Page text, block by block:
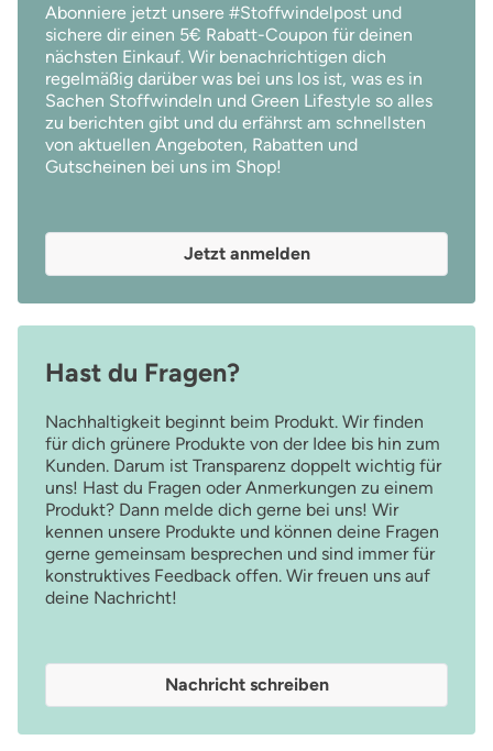
Abonniere jetzt unsere #Stoffwindelpost und
sichere dir einen 5€ Rabatt-Coupon für deinen
nächsten Einkauf. Wir benachrichtigen dich
regelmäßig darüber was bei uns los ist, was es in
Sachen Stoffwindeln und Green Lifestyle so alles
zu berichten gibt und du erfährst am schnellsten
von aktuellen Angeboten, Rabatten und
Gutscheinen bei uns im Shop!
Jetzt anmelden
Hast du Fragen?
Nachhaltigkeit beginnt beim Produkt. Wir finden
für dich grünere Produkte von der Idee bis hin zum
Kunden. Darum ist Transparenz doppelt wichtig für
uns! Hast du Fragen oder Anmerkungen zu einem
Produkt? Dann melde dich gerne bei uns! Wir
kennen unsere Produkte und können deine Fragen
gerne gemeinsam besprechen und sind immer für
konstruktives Feedback offen. Wir freuen uns auf
deine Nachricht!
Nachricht schreiben